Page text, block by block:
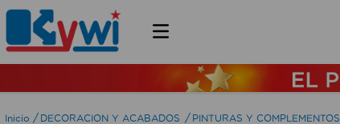
DECORACION Y ACABADOS PINTURAS Y COMPLEMENTOS